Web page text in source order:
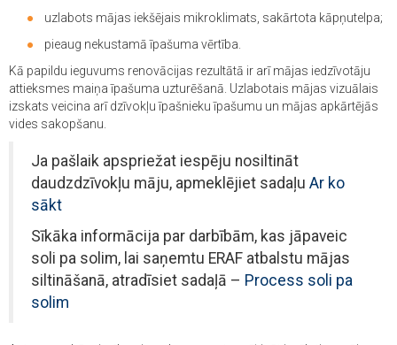
uzlabots mājas iekšējais mikroklimats, sakārtota kāpņutelpa;
pieaug nekustamā īpašuma vērtība.
Kā papildu ieguvums renovācijas rezultātā ir arī mājas iedzīvotāju
attieksmes maiņa īpašuma uzturēšanā. Uzlabotais mājas vizuālais
izskats veicina arī dzīvokļu īpašnieku īpašumu un mājas apkārtējās
vides sakopšanu.
Ja pašlaik apspriežat iespēju nosiltināt
daudzdzīvokļu māju, apmeklējiet sadaļu Ar ko
sākt
Sīkāka informācija par darbībām, kas jāpaveic
soli pa solim, lai saņemtu ERAF atbalstu mājas
siltināšanā, atradīsiet sadaļā – Process soli pa
solim